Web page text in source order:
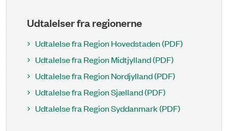
Udtalelser fra regionerne
Udtalelse fra Region Hovedstaden (PDF)
Udtalelse fra Region Midtjylland (PDF)
Udtalelse fra Region Nordjylland (PDF)
Udtalelse fra Region Sjælland (PDF)
Udtalelse fra Region Syddanmark (PDF)